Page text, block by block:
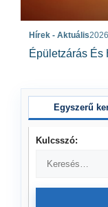
Hírek - Aktuális
Épületzárás És
Egyszerű
Kulcsszó: